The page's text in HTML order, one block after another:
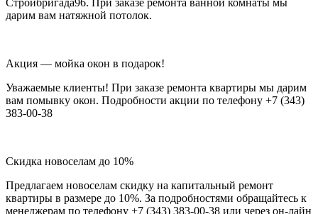
Стройбригада96. При заказе ремонта ванной комнаты мы
дарим вам натяжной потолок.
Акция — мойка окон в подарок!
Уважаемые клиенты! При заказе ремонта квартиры мы дарим
вам помывку окон. Подробности акции по телефону +7 (343)
383-00-38
Скидка новоселам до 10%
Предлагаем новоселам скидку на капитальный ремонт
квартиры в размере до 10%. За подробностями обращайтесь к
менеджерам по телефону +7 (343) 383-00-38 или через он-лайн